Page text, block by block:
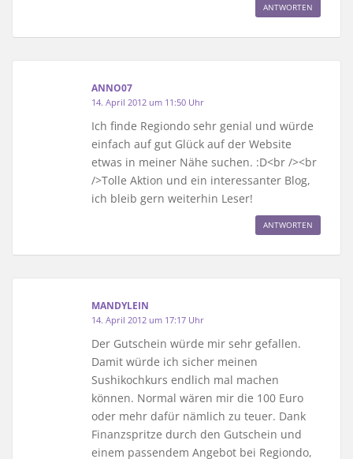
ANTWORTEN
ANNO07
14. April 2012 um 11:50 Uhr
Ich finde Regiondo sehr genial und würde
einfach auf gut Glück auf der Website
etwas in meiner Nähe suchen. :D<br /><br
/>Tolle Aktion und ein interessanter Blog,
ich bleib gern weiterhin Leser!
ANTWORTEN
MANDYLEIN
14. April 2012 um 17:17 Uhr
Der Gutschein würde mir sehr gefallen.
Damit würde ich sicher meinen
Sushikochkurs endlich mal machen
können. Normal wären mir die 100 Euro
oder mehr dafür nämlich zu teuer. Dank
Finanzspritze durch den Gutschein und
einem passendem Angebot bei Regiondo,